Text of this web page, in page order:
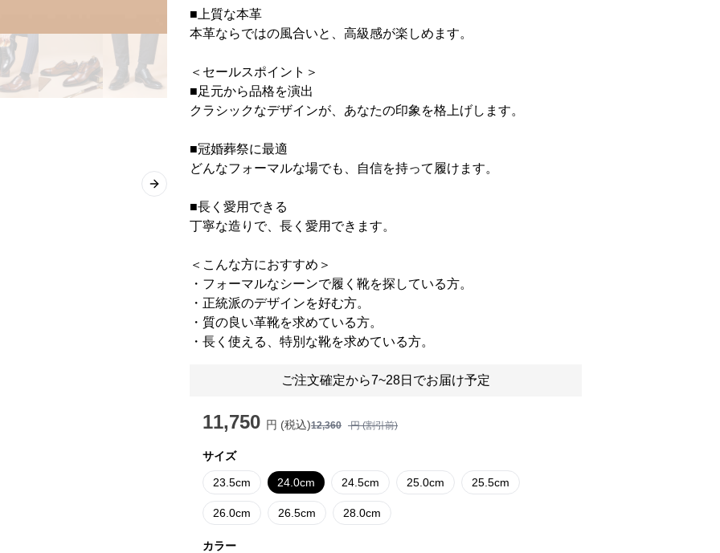
Next slide
■上質な本革
本革ならではの風合いと、高級感が楽しめます。
＜セールスポイント＞
■足元から品格を演出
クラシックなデザインが、あなたの印象を格上げします。
■冠婚葬祭に最適
どんなフォーマルな場でも、自信を持って履けます。
■長く愛用できる
丁寧な造りで、長く愛用できます。
＜こんな方におすすめ＞
・フォーマルなシーンで履く靴を探している方。
・正統派のデザインを好む方。
・質の良い革靴を求めている方。
・長く使える、特別な靴を求めている方。
ご注文確定から7~28日でお届け予定
11,750 円 (税込)12,360 円 (割引前)
サイズ
23.5cm 24.0cm 24.5cm 25.0cm 25.5cm
26.0cm 26.5cm 28.0cm
カラー